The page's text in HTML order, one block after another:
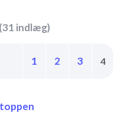
indlæg)
1 2 3 4